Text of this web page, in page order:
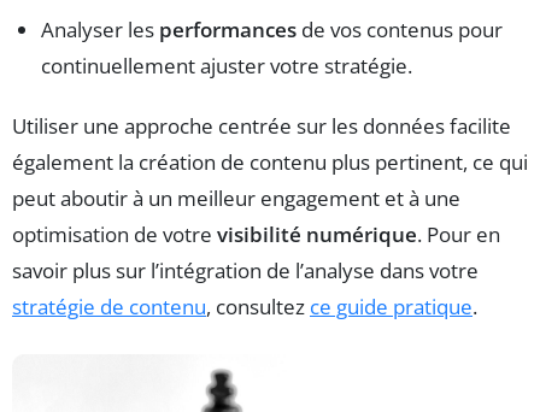
Analyser les performances de vos contenus pour
continuellement ajuster votre stratégie.
Utiliser une approche centrée sur les données facilite
également la création de contenu plus pertinent, ce qui
peut aboutir à un meilleur engagement et à une
optimisation de votre visibilité numérique. Pour en
savoir plus sur l’intégration de l’analyse dans votre
stratégie de contenu, consultez ce guide pratique.